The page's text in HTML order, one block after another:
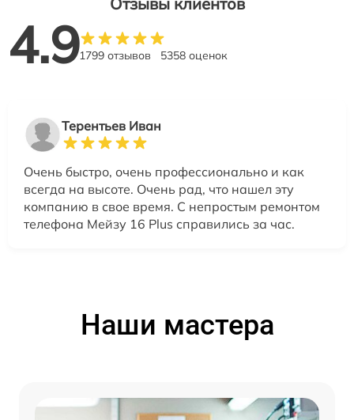
4.91799 отзывов 5358 оценок
Терентьев Иван
Очень быстро, очень профессионально и как
всегда на высоте. Очень рад, что нашел эту
компанию в свое время. С непростым ремонтом
телефона Мейзу 16 Plus справились за час.
Наши мастера